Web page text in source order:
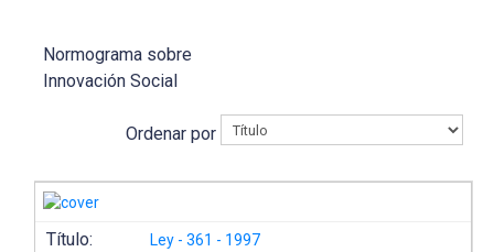
Normograma sobre
Innovación Social
Ordenar por
Título: Ley - 361 - 1997